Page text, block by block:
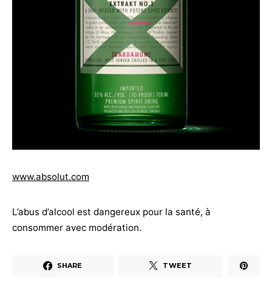
www.absolut.com
L’abus d’alcool est dangereux pour la santé, à
consommer avec modération.
SHARE TWEET